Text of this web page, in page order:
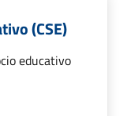
(CSE)
educativo